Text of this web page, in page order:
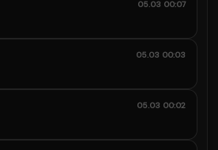
05.03 00:07
05.03 00:03
05.03 00:02